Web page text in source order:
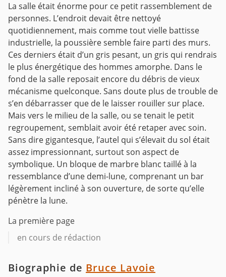
La salle était énorme pour ce petit rassemblement de
personnes. L’endroit devait être nettoyé
quotidiennement, mais comme tout vielle battisse
industrielle, la poussière semble faire parti des murs.
Ces derniers était d’un gris pesant, un gris qui rendrais
le plus énergétique des hommes amorphe. Dans le
fond de la salle reposait encore du débris de vieux
mécanisme quelconque. Sans doute plus de trouble de
s’en débarrasser que de le laisser rouiller sur place.
Mais vers le milieu de la salle, ou se tenait le petit
regroupement, semblait avoir été retaper avec soin.
Sans dire gigantesque, l’autel qui s’élevait du sol était
assez impressionnant, surtout son aspect de
symbolique. Un bloque de marbre blanc taillé à la
ressemblance d’une demi-lune, comprenant un bar
légèrement incliné à son ouverture, de sorte qu’elle
pénètre la lune.
La première page
en cours de rédaction
Biographie de Bruce Lavoie